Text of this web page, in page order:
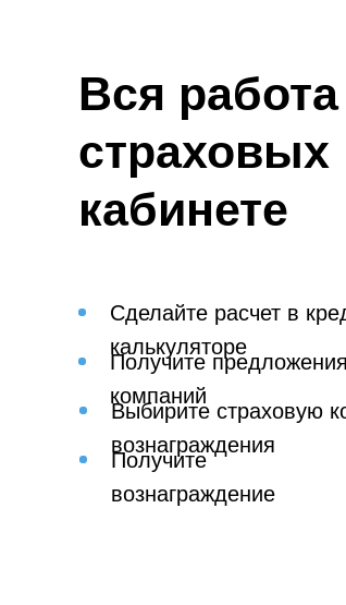
Вся
кабинете
Сделайте расчет в
калькуляторе
Получите
компаний
Выбирите страховую
вознаграждения
Получите
вознаграждение
Образец полиса
Образец полиса